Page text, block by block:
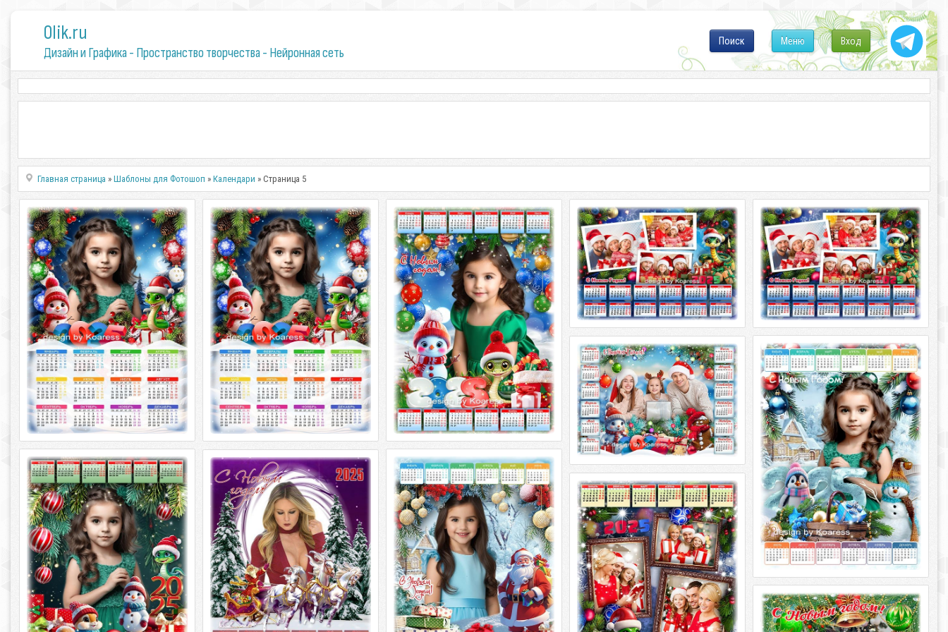
0lik.ru
Дизайн и Графика - Пространство творчества - Нейронная сеть
Вход
Меню
Поиск
Главная страница »Шаблоны для Фотошоп »Календари » Страница 5
Календарь на 2025 год - Вечер
новогодний, белые сугробы
Календарь на 2025 год - Вечер
новогодний, белые сугробы PSD
многослойный, PNG | 4961x3508 | 300
dpi
Календарь на 2025 год - Вечер
новогодний, белые сугробы
Календарь на 2025 год - Вечер
новогодний, белые сугробы PSD
многослойный, PNG | 4961x3508 | 300
dpi
Календарь на 2025 год - Новый год
пришел, ура, веселится детвора
Календарь на 2025 год - Новый год
пришел, ура, веселится детвора PSD
многослойный, PNG | 4961x3508
Календарь на 2025 год - Пусть
Змея, хозяйка года, смех и радость
принесет
Календарь на 2025 год - Пусть Змея,
хозяйка года, смех и радость
принесет PSD многослойный, PNG |
Календарь на 2025 год - Пусть
Змея, хозяйка года, смех и радость
принесет
Календарь на 2025 год - Пусть Змея,
хозяйка года, смех и радость
принесет PSD многослойный, PNG |
Календарь на 2025 год -
Долгожданные подарки принесет
пусть Новый Год
Календарь на 2025 год -
Долгожданные подарки принесет
пусть Новый Год PSD многослойный,
PNG |
Календарь на 2025 год -
Морозным утром новогодним
Календарь на 2025 год - Морозным
утром новогодним PSD
многослойный, PNG | 4961x3508 | 300
dpi
Календарь на 2025 год - Скоро он
уже придет - лучший праздник,
Новый Год
Календарь на 2025 год - Скоро он уже
придет - лучший праздник, Новый Год
PSD многослойный, PNG |
Календарь на 2025 год - Принес
подарки Дед Мороз
Календарь на 2025 год - Принес
подарки Дед Мороз PSD
многослойный, PNG | 4961x3508 | 300
dpi
Новогодний календарь на 2025 год
- Новый год к нам мчится
Новогодний календарь на 2025 год -
Новый год к нам мчится PSD + 2 PNG +
2 JPG | 4961 x 3508 | 3508
Календарь на 2025 год - Украсим
елку, позовем друзей на праздник
Календарь на 2025 год - Украсим елку,
позовем друзей на праздник PSD
многослойный, PNG | 4961x3508
Календарь с рамкой на 2025 год -
С новым годом
Календарь с рамкой на 2025 год - С